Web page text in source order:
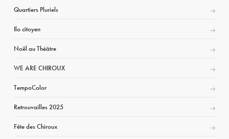
Quartiers Pluriels
Ilo citoyen
Noël au Théâtre
WE ARE CHIROUX
TempoColor
Retrouvailles 2025
Fête des Chiroux